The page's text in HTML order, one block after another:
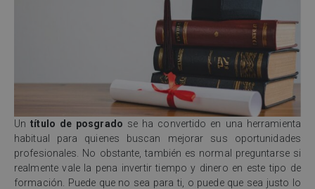
Untítulo de posgrado se ha convertido en una herramienta
habitual para quienes buscan mejorar sus oportunidades
profesionales. No obstante, también es normal preguntarse si
realmente vale la pena invertir tiempo y dinero en este tipo de
formación. Puede que no sea para ti, o puede que sea justo lo